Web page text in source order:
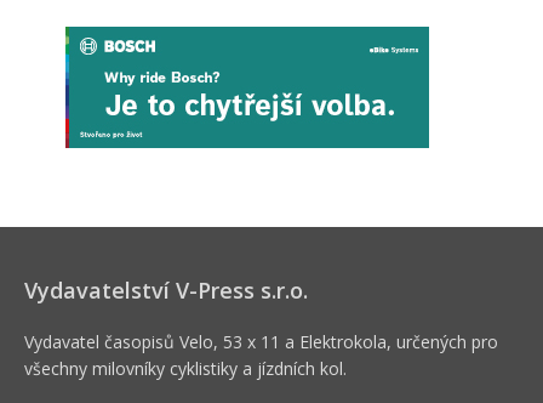
Vydavatelství V-Press s.r.o.
Vydavatel časopisů Velo, 53 x 11 a Elektrokola, určených pro
všechny milovníky cyklistiky a jízdních kol.